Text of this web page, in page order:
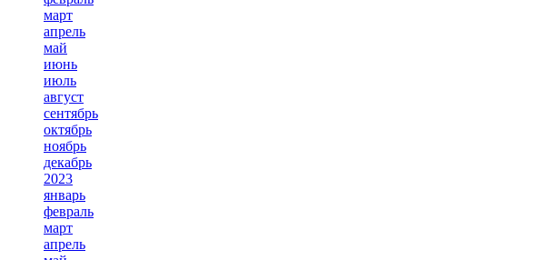
март
апрель
май
июнь
июль
август
сентябрь
октябрь
ноябрь
декабрь
2023
январь
февраль
март
апрель